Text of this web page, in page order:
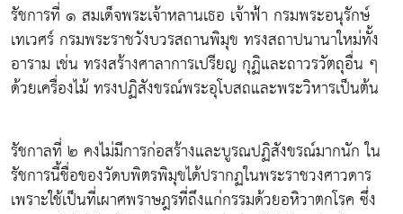
รัชการที่ ๑ สมเด็จพระเจ้าหลานเธอ เจ้าฟ้า กรมพระอนุรักษ์
เทเวศร์ กรมพระราชวังบวรสถานพิมุข ทรงสถาปนานาใหม่ทั้ง
อาราม เช่น ทรงสร้างศาลาการเปรียญ กุฏิและถาวรวัตถุอื่น ๆ
ด้วยเครื่องไม้ ทรงปฏิสังขรณ์พระอุโบสถและพระวิหารเป็นต้น
รัชกาลที่ ๒ คงไม่มีการก่อสร้างและบูรณปฏิสังขรณ์มากนัก ใน
รัชการนี้ชื่อของวัดบพิตรพิมุขได้ปรากฏในพระราชวงศาวดาร
เพราะใช้เป็นที่เผาศพราษฎรที่ถึงแก่กรรมด้วยอหิวาตกโรค ซึ่ง